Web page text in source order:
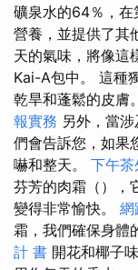
礦泉水的64％，在
營養，並提供了其
天的氣味，將像這
Kai-A包中。 這種
乾旱和蓬鬆的皮膚
報實務 另外，當
們會告訴您，如果
嚇和整天。 下午茶
芬芳的肉霜（），
變得非常愉快。 網
霜，我們確保身體
計 書 開花和椰子